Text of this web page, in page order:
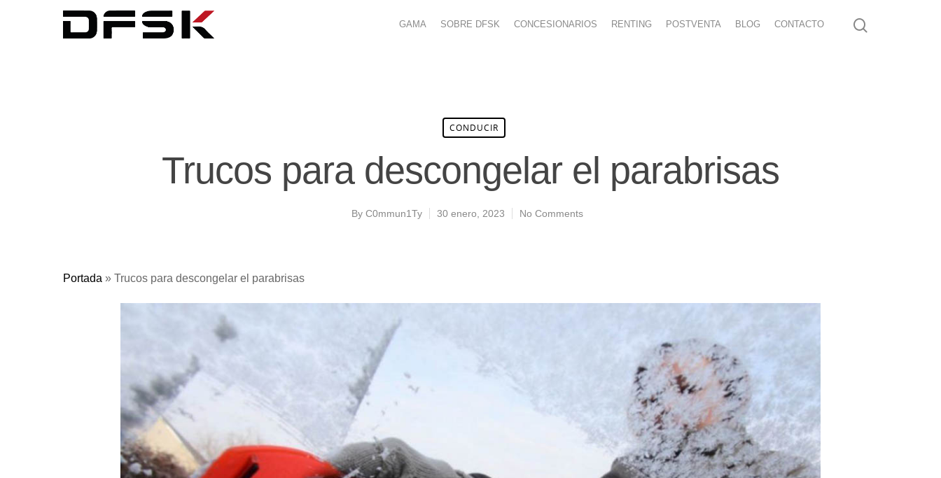
Pulse Enter para buscar o ESC para cerrar
GAMA SOBRE DFSK CONCESIONARIOS RENTING POSTVENTA BLOG CONTACTO
CONDUCIR
Trucos para descongelar el parabrisas
By C0mmun1Ty 30 enero, 2023 No Comments
Portada » Trucos para descongelar el parabrisas